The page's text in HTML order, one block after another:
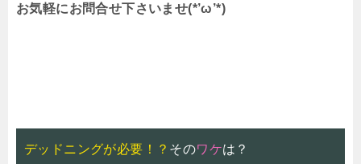
お気軽にお問合せ下さいませ(*’ω’*)
デッドニングが必要！？ そのワケは？